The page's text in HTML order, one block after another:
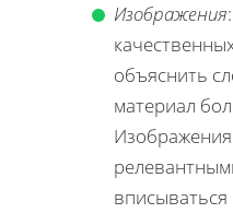
Изображения
объяснить
материал